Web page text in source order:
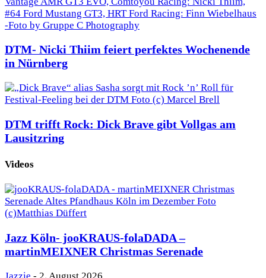
DTM- Nicki Thiim feiert perfektes Wochenende
in Nürnberg
DTM trifft Rock: Dick Brave gibt Vollgas am
Lausitzring
Videos
Jazz Köln- jooKRAUS-folaDADA –
martinMEIXNER Christmas Serenade